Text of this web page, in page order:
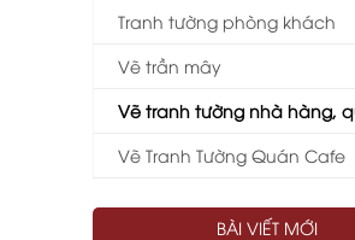
Tranh tường phòng khách
Vẽ trần mây
Vẽ tranh tường nhà hàng,
Vẽ Tranh Tường Quán Cafe
BÀI VIẾT MỚI